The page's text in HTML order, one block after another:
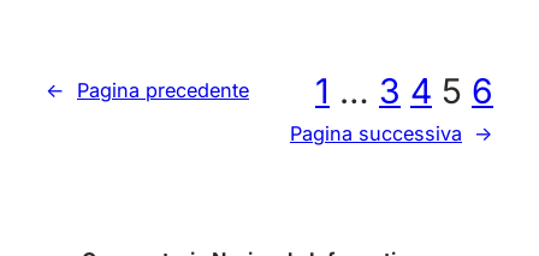
← Pagina precedente 1 … 3 4 5 6
Pagina successiva →